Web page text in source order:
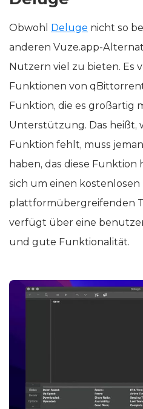
Obwohl Deluge nicht so
anderen Vuze.app-
Nutzern viel zu bieten. Es
Funktionen von
Funktion, die es großartig
Unterstützung. Das heißt,
Funktion fehlt, muss
haben, das diese
sich um einen kostenlosen
plattformübergreifenden
verfügt über eine
und gute Funktionalität.